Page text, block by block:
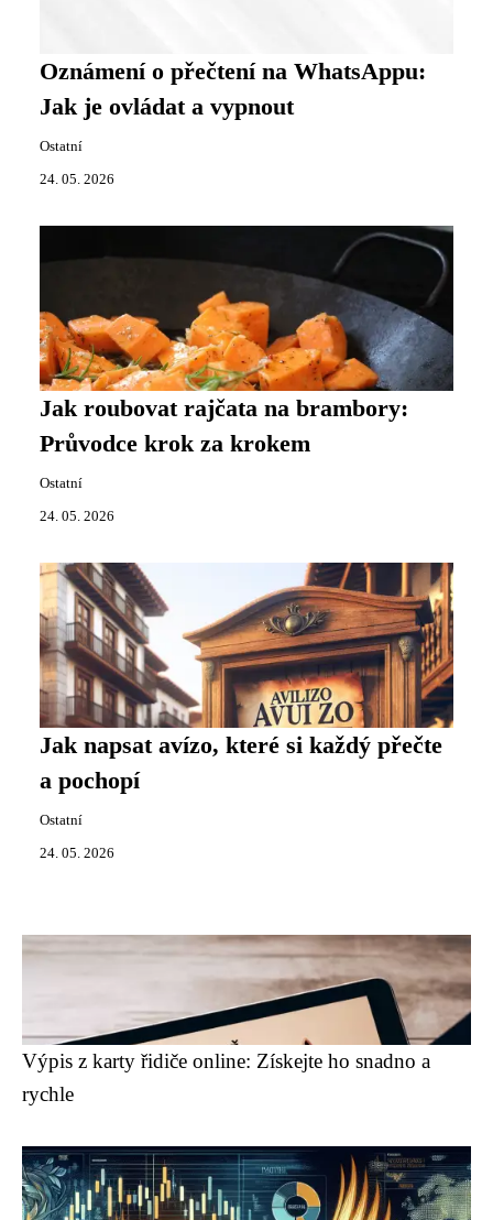
Oznámení o přečtení na WhatsAppu:
Jak je ovládat a vypnout
Ostatní
24. 05. 2026
Jak roubovat rajčata na brambory:
Průvodce krok za krokem
Ostatní
24. 05. 2026
Jak napsat avízo, které si každý přečte
a pochopí
Ostatní
24. 05. 2026
Výpis z karty řidiče online: Získejte ho snadno a
rychle